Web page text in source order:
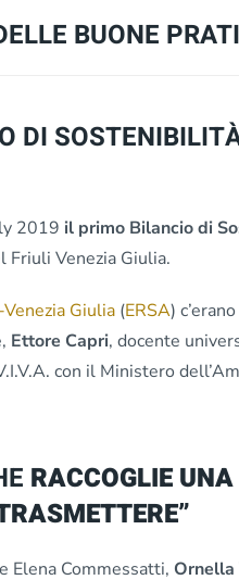
BUONE
DI
2019 il primo Bilancio di
Venezia Giulia.
Giulia (ERSA)
Ettore Capri, docente
con il Ministero
RACCOGLIE
Elena Commessatti, Ornella